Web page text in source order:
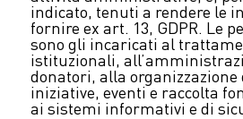
indicato, tenuti a rendere le
fornire ex art. 13, GDPR. Le
sono gli incaricati al
istituzionali,
donatori, alla organizzazione
iniziative, eventi e raccolta
ai sistemi informativi e di